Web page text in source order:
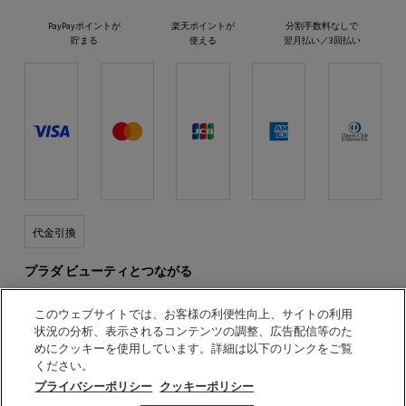
PayPayポイントが
貯まる
楽天ポイントが
使える
分割手数料なしで
翌月払い／3回払い
代金引換
プラダ ビューティとつながる
© PRADA BEAUTY
プライバシーポリシー 特定商取引法に基づく表示
このウェブサイトでは、お客様の利便性向上、サイトの利用
状況の分析、表示されるコンテンツの調整、広告配信等のた
めにクッキーを使用しています。詳細は以下のリンクをご覧
ください。
プライバシーポリシー クッキーポリシー